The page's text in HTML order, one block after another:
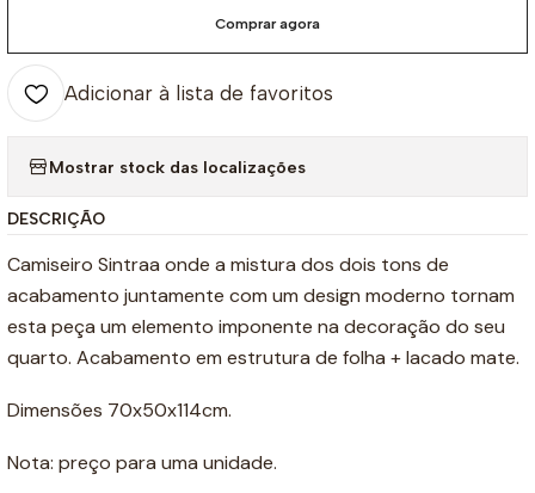
Comprar agora
Adicionar à lista de favoritos
Mostrar stock das localizações
DESCRIÇÃO
Camiseiro Sintraa onde a mistura dos dois tons de
acabamento juntamente com um design moderno tornam
esta peça um elemento imponente na decoração do seu
quarto. Acabamento em estrutura de folha + lacado mate.
Dimensões 70x50x114cm.
Nota: preço para uma unidade.